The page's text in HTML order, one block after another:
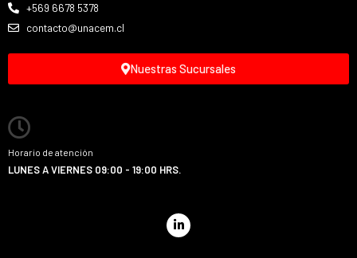
+569 6678 5378
contacto@unacem.cl
Nuestras Sucursales
Horario de atención
LUNES A VIERNES 09:00 - 19:00 HRS.